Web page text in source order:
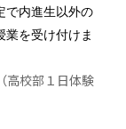
で内進生以外の
を受け付けま
（高校部１日体験